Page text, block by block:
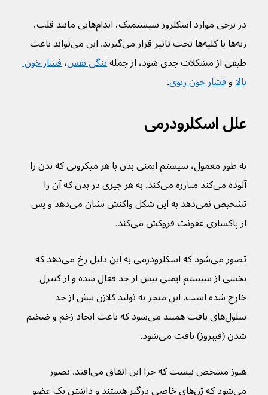
در برخی موارد اسکلروز سیستمیک، اندام‌هایی مانند قلب،
ریه‌ها یا کلیه‌ها تحت تاثیر قرار می‌گیرند. این می‌تواند باعث
طیفی از مشکلات جدی شود، از جمله تنگی نفس، فشار خون
بالا و فشار خون ریوی.
علل اسکلرودرمی
به طور معمول، سیستم ایمنی بدن با هر میکروبی که بدن را
آلوده می‌کند مبارزه می‌کند. به هر چیزی در بدن که آن را
تشخیص نمی‌دهد به این شکل واکنش نشان می‌دهد و پس
از پاکسازی عفونت فروکش می‌کند.
تصور می‌شود که اسکلرودرمی به این دلیل رخ می‌دهد که
بخشی از سیستم ایمنی بیش از حد فعال شده و از کنترل
خارج شده است. این منجر به تولید کلاژن بیش از حد
سلول‌های بافت همبند می‌شود که باعث ایجاد زخم و ضخیم
شدن (فیبروز) بافت می‌شود.
هنوز مشخص نیست که چرا این اتفاق می‌افتد. تصور